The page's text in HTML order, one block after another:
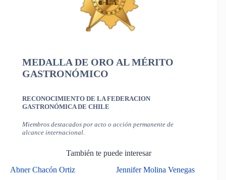
MEDALLA DE ORO AL MÉRITO
GASTRONÓMICO
RECONOCIMIENTO DE LA FEDERACION
GASTRONÓMICA DE CHILE
Miembros destacados por acto o acción permanente de
alcance internacional.
También te puede interesar
Abner Chacón Ortiz
Jennifer Molina Venegas